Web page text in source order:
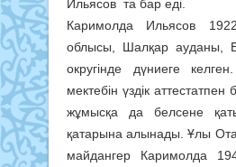
Ильясов та бар еді.
Каримолда Ильясов
облысы, Шалқар ауданы,
округінде дүниеге
мектебін үздік аттестатпен
жұмысқа да белсене
қатарына алынады. Ұлы
майдангер Каримолда